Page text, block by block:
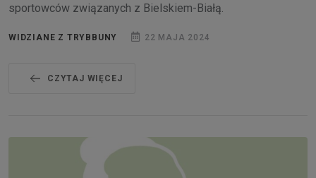
sportowców związanych z Bielskiem-Białą.
WIDZIANE Z TRYBBUNY 22 MAJA 2024
CZYTAJ WIĘCEJ